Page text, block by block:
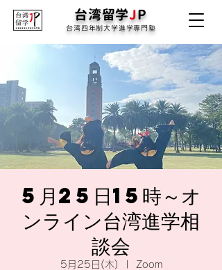
台湾留学JP
台湾四年制大学進学専門塾
5月25日15時～オ
ンライン台湾進学相
談会
5月25日(木) Zoom